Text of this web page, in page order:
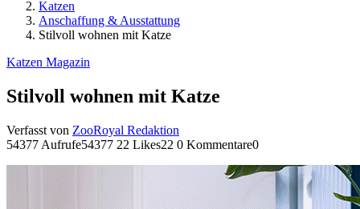
Katzen
Anschaffung & Ausstattung
Stilvoll wohnen mit Katze
Katzen Magazin
Stilvoll wohnen mit Katze
Verfasst von ZooRoyal Redaktion
54377 Aufrufe54377 22 Likes22 0 Kommentare0